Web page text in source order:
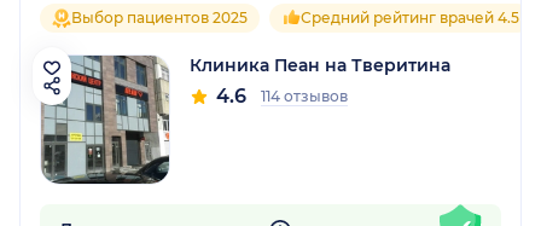
Выбор пациентов 2025 Средний рейтинг врачей 4.5
Клиника Пеан на Тверитина
4.6 114 отзывов